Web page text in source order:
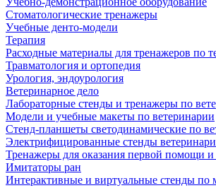
Стоматологические тренажеры
Учебные денто-модели
Терапия
Расходные материалы для тренажеров по
Травматология и ортопедия
Урология, эндоурология
Ветеринарное дело
Лабораторные стенды и тренажеры по
Модели и учебные макеты по ветеринарии
Стенд-планшеты светодинамические по
Электрифицированные стенды
Тренажеры для оказания первой помощи
Имитаторы ран
Интерактивные и виртуальные стенды по